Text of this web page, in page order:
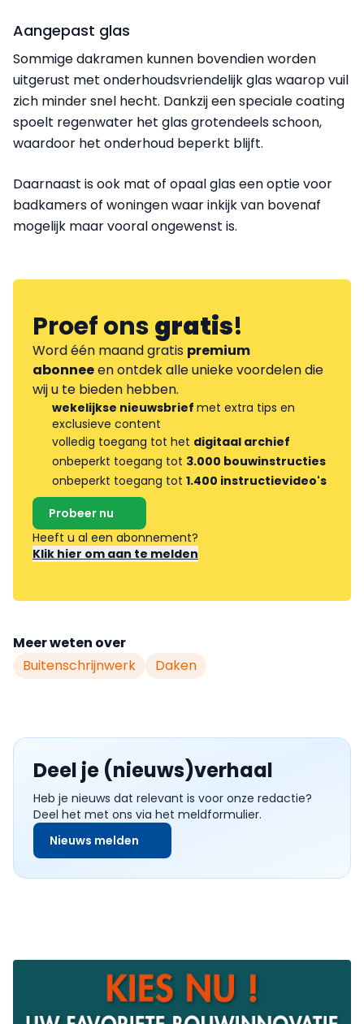
Aangepast glas
Sommige dakramen kunnen bovendien worden
uitgerust met onderhoudsvriendelijk glas waarop vuil
zich minder snel hecht. Dankzij een speciale coating
spoelt regenwater het glas grotendeels schoon,
waardoor het onderhoud beperkt blijft.
Daarnaast is ook mat of opaal glas een optie voor
badkamers of woningen waar inkijk van bovenaf
mogelijk maar vooral ongewenst is.
Proef onsgratis!
Word één maand gratis premium
abonneeen ontdek alle unieke voordelen die
wij u te bieden hebben.
wekelijkse nieuwsbrief met extra tips en
exclusieve content
volledig toegang tot het digitaal archief
onbeperkt toegang tot 3.000 bouwinstructies
onbeperkt toegang tot 1.400 instructievideo's
Probeer nu
Heeft u al een abonnement?
Klik hier om aan te melden
Meer weten over
Buitenschrijnwerk
Daken
Deel je (nieuws)verhaal
Heb je nieuws dat relevant is voor onze redactie?
Deel het met ons via het meldformulier.
Nieuws melden